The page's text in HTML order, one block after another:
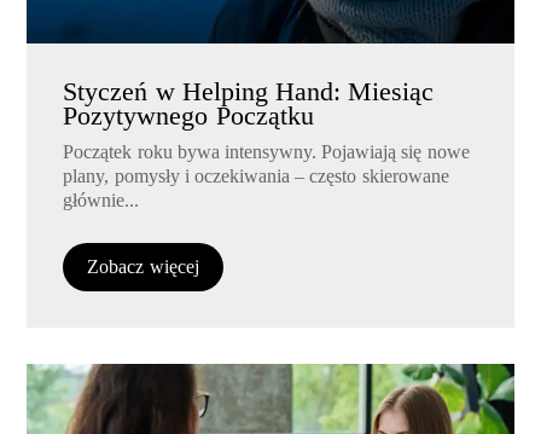
Styczeń w Helping Hand: Miesiąc
Pozytywnego Początku
Początek roku bywa intensywny. Pojawiają się nowe
plany, pomysły i oczekiwania – często skierowane
głównie...
Zobacz więcej